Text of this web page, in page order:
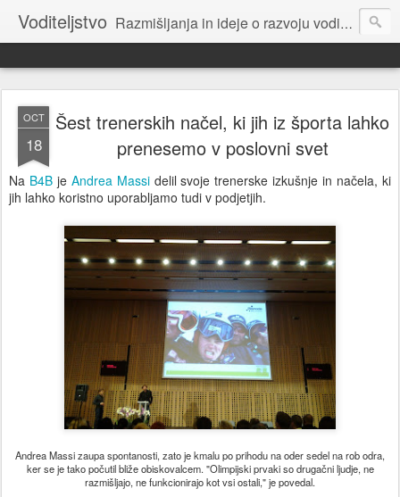
Voditeljstvo Razmišljanja in ideje o razvoju voditeljstva za novo dobo: povezovalnega, sodelovalnega, osnovanega na etiki.
OCT
18
Šest trenerskih načel, ki jih iz športa lahko
prenesemo v poslovni svet
Na B4Bje Andrea Massi delil svoje trenerske izkušnje in načela, ki
jih lahko koristno uporabljamo tudi v podjetjih.
Andrea Massi zaupa spontanosti, zato je kmalu po prihodu na oder sedel na rob odra,
ker se je tako počutil bliže obiskovalcem. "Olimpijski prvaki so drugačni ljudje, ne
razmišljajo, ne funkcionirajo kot vsi ostali," je povedal.